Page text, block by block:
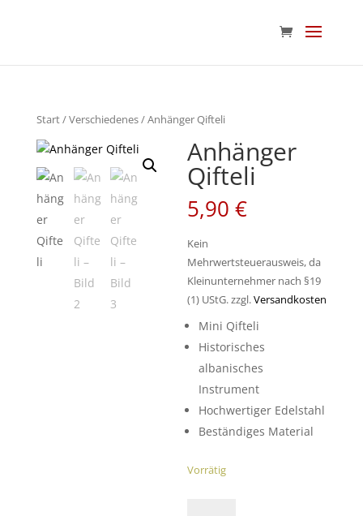
Start/Verschiedenes/ Anhänger Qifteli
Anhänger
Qifteli
5,90€
Kein
Mehrwertsteuerausweis, da
Kleinunternehmer nach §19
(1) UStG.zzgl.Versandkosten
Mini Qifteli
Historisches
albanisches
Instrument
Hochwertiger Edelstahl
Beständiges Material
Vorrätig